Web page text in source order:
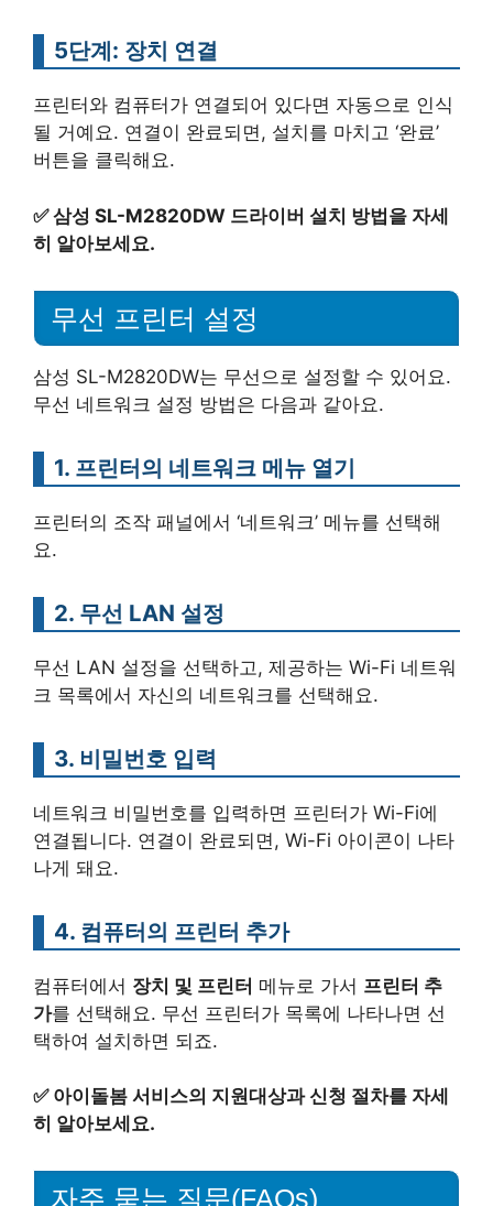
5단계: 장치 연결
프린터와 컴퓨터가 연결되어 있다면 자동으로 인식
될 거예요. 연결이 완료되면, 설치를 마치고 ‘완료’
버튼을 클릭해요.
✅삼성 SL-M2820DW 드라이버 설치 방법을 자세
히 알아보세요.
무선 프린터 설정
삼성 SL-M2820DW는 무선으로 설정할 수 있어요.
무선 네트워크 설정 방법은 다음과 같아요.
1. 프린터의 네트워크 메뉴 열기
프린터의 조작 패널에서 ‘네트워크’ 메뉴를 선택해
요.
2. 무선 LAN 설정
무선 LAN 설정을 선택하고, 제공하는 Wi-Fi 네트워
크 목록에서 자신의 네트워크를 선택해요.
3. 비밀번호 입력
네트워크 비밀번호를 입력하면 프린터가 Wi-Fi에
연결됩니다. 연결이 완료되면, Wi-Fi 아이콘이 나타
나게 돼요.
4. 컴퓨터의 프린터 추가
컴퓨터에서 장치 및 프린터 메뉴로 가서 프린터 추
가를 선택해요. 무선 프린터가 목록에 나타나면 선
택하여 설치하면 되죠.
✅ 아이돌봄 서비스의 지원대상과 신청 절차를 자세
히 알아보세요.
자주 묻는 질문(FAQs)